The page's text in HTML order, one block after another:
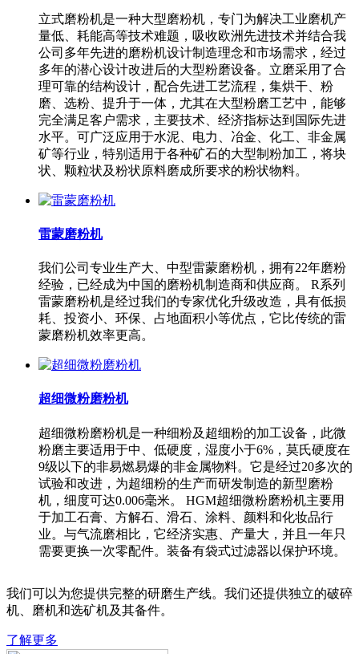
立式磨粉机是一种大型磨粉机，专门为解决工业磨机产
量低、耗能高等技术难题，吸收欧洲先进技术并结合我
公司多年先进的磨粉机设计制造理念和市场需求，经过
多年的潜心设计改进后的大型粉磨设备。立磨采用了合
理可靠的结构设计，配合先进工艺流程，集烘干、粉
磨、选粉、提升于一体，尤其在大型粉磨工艺中，能够
完全满足客户需求，主要技术、经济指标达到国际先进
水平。可广泛应用于水泥、电力、冶金、化工、非金属
矿等行业，特别适用于各种矿石的大型制粉加工，将块
状、颗粒状及粉状原料磨成所要求的粉状物料。
雷蒙磨粉机
我们公司专业生产大、中型雷蒙磨粉机，拥有22年磨粉
经验，已经成为中国的磨粉机制造商和供应商。 R系列
雷蒙磨粉机是经过我们的专家优化升级改造，具有低损
耗、投资小、环保、占地面积小等优点，它比传统的雷
蒙磨粉机效率更高。
超细微粉磨粉机
超细微粉磨粉机是一种细粉及超细粉的加工设备，此微
粉磨主要适用于中、低硬度，湿度小于6%，莫氏硬度在
9级以下的非易燃易爆的非金属物料。它是经过20多次的
试验和改进，为超细粉的生产而研发制造的新型磨粉
机，细度可达0.006毫米。 HGM超细微粉磨粉机主要用
于加工石膏、方解石、滑石、涂料、颜料和化妆品行
业。与气流磨相比，它经济实惠、产量大，并且一年只
需要更换一次零配件。装备有袋式过滤器以保护环境。
我们可以为您提供完整的研磨生产线。我们还提供独立的破碎
机、磨机和选矿机及其备件。
了解更多